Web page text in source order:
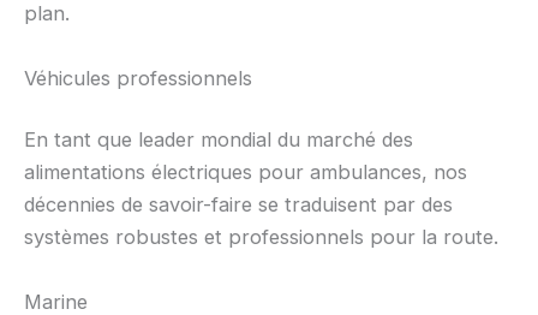
plan.
Véhicules professionnels
En tant que leader mondial du marché des
alimentations électriques pour ambulances, nos
décennies de savoir-faire se traduisent par des
systèmes robustes et professionnels pour la route.
Marine